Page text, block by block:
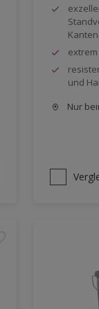
und
Nur